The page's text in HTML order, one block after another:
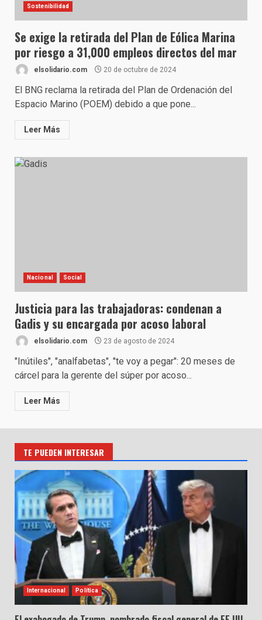
Sostenibilidad
Se exige la retirada del Plan de Eólica Marina
por riesgo a 31,000 empleos directos del mar
elsolidario.com 20 de octubre de 2024
El BNG reclama la retirada del Plan de Ordenación del
Espacio Marino (POEM) debido a que pone...
Leer Más
Nacional Social
Justicia para las trabajadoras: condenan a
Gadis y su encargada por acoso laboral
elsolidario.com 23 de agosto de 2024
"Inútiles", "analfabetas", "te voy a pegar": 20 meses de
cárcel para la gerente del súper por acoso...
Leer Más
TE PUEDEN INTERESAR
Internacional Política